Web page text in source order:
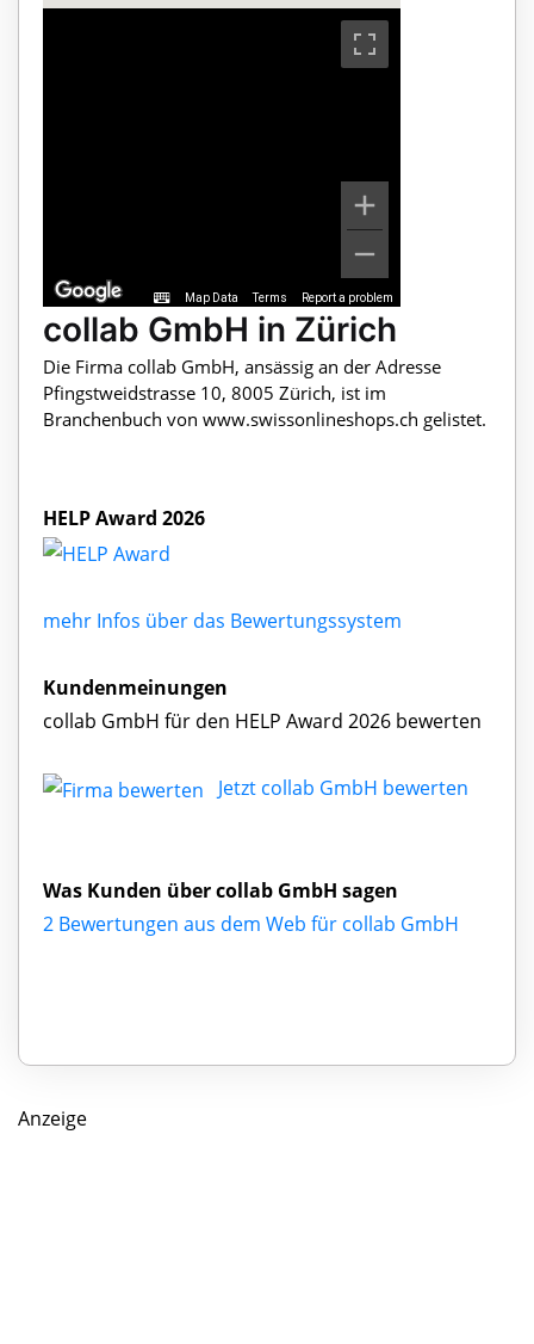
Map Data Terms Report a problem
collab GmbH in Zürich
Die Firma collab GmbH, ansässig an der Adresse
Pfingstweidstrasse 10, 8005 Zürich, ist im
Branchenbuch von www.swissonlineshops.ch gelistet.
HELP Award 2026
mehr Infos über das Bewertungssystem
Kundenmeinungen
collab GmbH für den HELP Award 2026 bewerten
Jetzt collab GmbH bewerten
Was Kunden über collab GmbH sagen
2 Bewertungen aus dem Web für collab GmbH
Anzeige